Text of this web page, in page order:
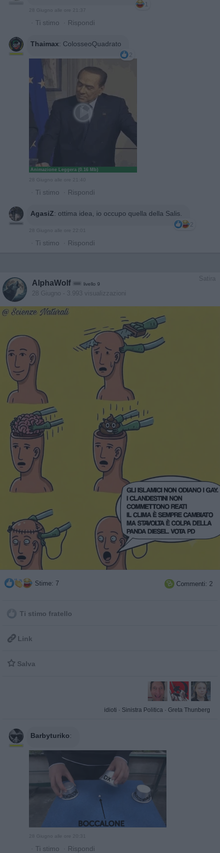
1
28 Giugno alle ore 21:37
· Ti stimo · Rispondi
Thaimax: ColosseoQuadrato
2
Animazione Leggera (0.16 Mb)
28 Giugno alle ore 21:40
· Ti stimo · Rispondi
AgasiZ: ottima idea, io occupo quella della Salis.
2
28 Giugno alle ore 22:01
· Ti stimo · Rispondi
Satira
AlphaWolf livello 9
28 Giugno - 3.993 visualizzazioni
Stime: 7  Commenti: 2
Ti stimo fratello
 Link
 Salva
idioti · Sinistra Politica · Greta Thunberg
Barbyturiko:
28 Giugno alle ore 20:31
· Ti stimo · Rispondi